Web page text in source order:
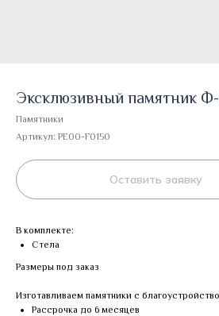
Эксклюзивный памятник Ф-
Памятники
Артикул: PE00-F0150
Оставить заявку
В комплекте:
Стела
Размеры под заказ
Изготавливаем памятники с
Рассрочка до 6 месяцев